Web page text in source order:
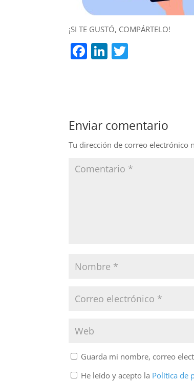
¡SI TE GUSTÓ, COMPÁRTELO!
F
b
o
o
k
Li
n
Enviar comentario
Tu dirección de correo electrónico
Guarda mi nombre, correo
He leído y acepto la Política de